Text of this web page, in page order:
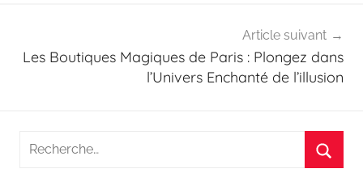
Article suivant
Les Boutiques Magiques de Paris : Plongez dans
l’Univers Enchanté de l’illusion
Recherche